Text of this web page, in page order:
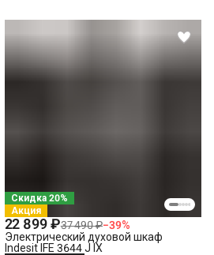
Скидка 20%
Акция
22 899 ₽37 490 ₽−39%
Электрический духовой шкаф
Indesit IFE 3644 J IX